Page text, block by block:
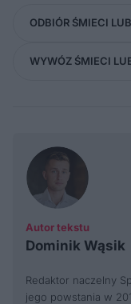
ODBIÓR ŚMIECI
WYWÓZ ŚMIECI
Autor tekstu
Dominik Wąsik
Redaktor naczelny
jego powstania w